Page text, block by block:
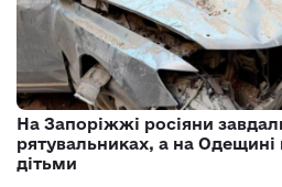
На Запоріжжі росіяни
рятувальниках, а на
дітьми